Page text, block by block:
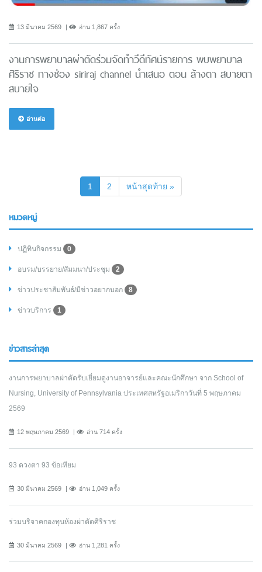
13 มีนาคม 2569 อ่าน 1,867 ครั้ง
งานการพยาบาลผ่าตัดร่วมจัดทำวีดีทัศน์รายการ พบพยาบาล
ศิริราช ทางช่อง siriraj channel นำเสนอ ตอน ล้างตา สบายตา
สบายใจ
อ่านต่อ
1 (current)
2 หน้าสุดท้าย »
หมวดหมู่
ปฏิทินกิจกรรม 0
อบรม/บรรยาย/สัมมนา/ประชุม 2
ข่าวประชาสัมพันธ์/มีข่าวอยากบอก 8
ข่าวบริการ 1
ข่าวสารล่าสุด
งานการพยาบาลผ่าตัดรับเยี่ยมดูงานอาจารย์และคณะนักศึกษา จาก School of
Nursing, University of Pennsylvania ประเทศสหรัฐอเมริกาวันที่ 5 พฤษภาคม
2569
12 พฤษภาคม 2569 อ่าน 714 ครั้ง
93 ดวงตา 93 ข้อเทียม
30 มีนาคม 2569 อ่าน 1,049 ครั้ง
ร่วมบริจาคกองทุนห้องผ่าตัดศิริราช
30 มีนาคม 2569 อ่าน 1,281 ครั้ง